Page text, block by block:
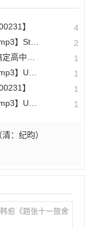
】 4
morning! 2
个单词) 1
Unit 4 1
】 1
Unit 6 1
：纪昀）